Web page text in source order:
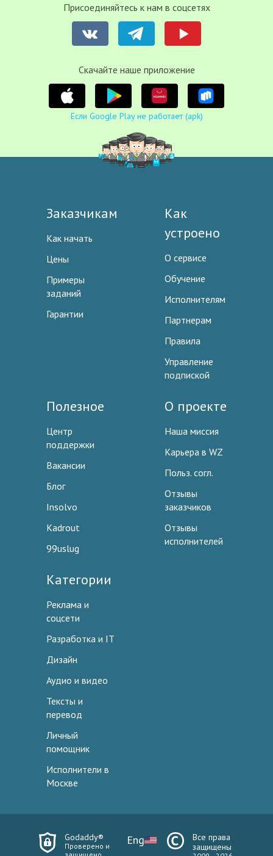
Присоединяйтесь к нам в соцсетях
Cкачайте наше приложение
Если Google Play не работает (apk)
Заказчикам
Как начать
Цены
Примеры
заданий
Гарантии
Как
устроено
О сервисе
Обучение
Исполнителям
Партнерам
Правила
Управление
подпиской
Полезное
Центр
поддержки
Вакансии
Блог
Insolvo
Kadrout
99uslug
О проекте
Наша миссия
Карьера в WZ
Польз. согл.
Отзывы
заказчиков
Отзывы
исполнителей
Категории
Реклама и
соцсети
Разработка и IT
Дизайн
Аудио и видео
Тексты и
перевод
Личный
помощник
Исполнители в
Москве
Godaddy®
Проверено и
Eng
Все права
защищены